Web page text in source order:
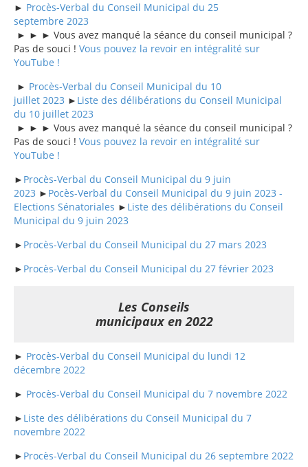
► Procès-Verbal du Conseil Municipal du 25
septembre 2023
► ► ► Vous avez manqué la séance du conseil municipal ?
Pas de souci ! Vous pouvez la revoir en intégralité sur
YouTube !
► Procès-Verbal du Conseil Municipal du 10
juillet 2023 ► Liste des délibérations du Conseil Municipal
du 10 juillet 2023
► ► ► Vous avez manqué la séance du conseil municipal ?
Pas de souci ! Vous pouvez la revoir en intégralité sur
YouTube !
► Procès-Verbal du Conseil Municipal du 9 juin
2023 ► Pocès-Verbal du Conseil Municipal du 9 juin 2023 -
Elections Sénatoriales ► Liste des délibérations du Conseil
Municipal du 9 juin 2023
► Procès-Verbal du Conseil Municipal du 27 mars 2023
► Procès-Verbal du Conseil Municipal du 27 février 2023
Les Conseils
municipaux en 2022
► Procès-Verbal du Conseil Municipal du lundi 12
décembre 2022
► Procès-Verbal du Conseil Municipal du 7 novembre 2022
► Liste des délibérations du Conseil Municipal du 7
novembre 2022
► Procès-Verbal du Conseil Municipal du 26 septembre 2022